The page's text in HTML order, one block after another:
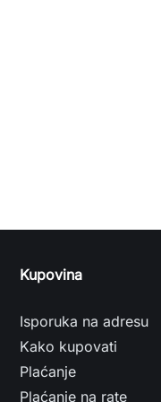
Kupovina
Isporuka na adresu
Kako kupovati
Plaćanje
Plaćanje na rate